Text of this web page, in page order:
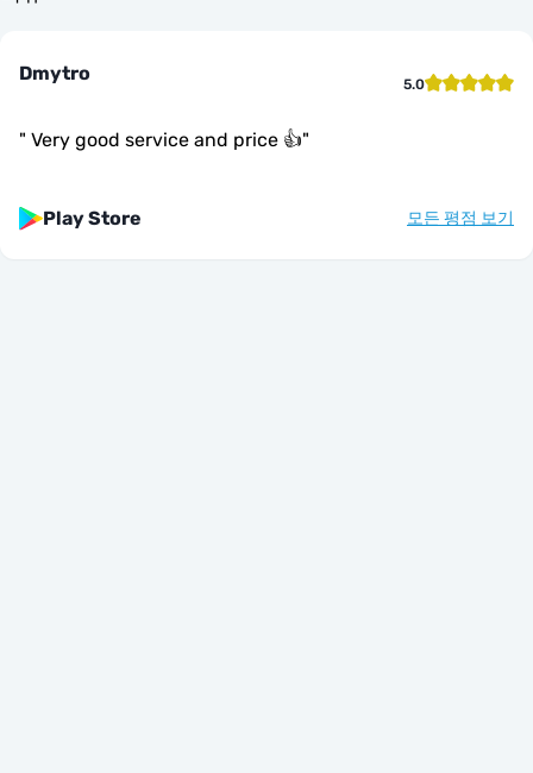
Dmytro 5.0
" Very good service and price 👍"
Play Store 모든 평점 보기